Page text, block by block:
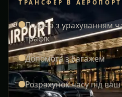
ТРАНСФЕР В
Подача з урахуванням
трафік
Допомога з багажем
Розрахунок часу під